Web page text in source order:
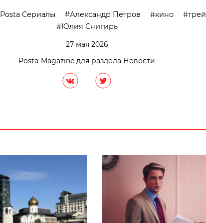
Posta Сериалы Александр Петров кино
Юлия Снигирь
27 мая 2026
Posta-Magazine для раздела Новости